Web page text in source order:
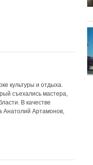
культуры и отдыха.
съехались мастера,
В качестве
Анатолий Артамонов,